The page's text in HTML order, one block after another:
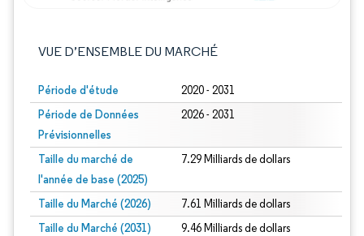
VUE D’ENSEMBLE DU MARCHÉ
Période d'étude 2020 - 2031
Période de Données
Prévisionnelles
2026 - 2031
Taille du marché de
l'année de base (2025)
7.29 Milliards de dollars
Taille du Marché (2026) 7.61 Milliards de dollars
Taille du Marché (2031) 9.46 Milliards de dollars